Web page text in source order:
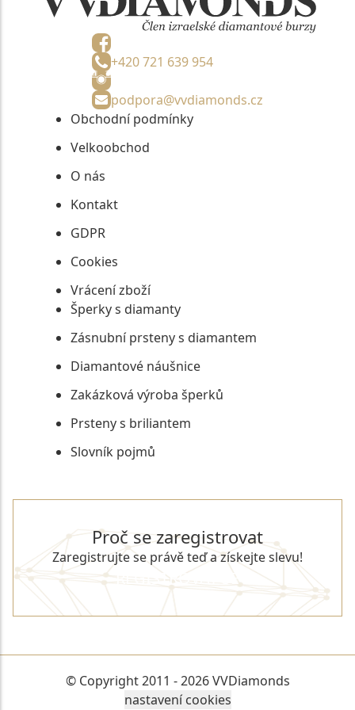
+420 721 639 954
podpora@vvdiamonds.cz
Obchodní podmínky
Velkoobchod
O nás
Kontakt
GDPR
Cookies
Vrácení zboží
Šperky s diamanty
Zásnubní prsteny s diamantem
Diamantové náušnice
Zakázková výroba šperků
Prsteny s briliantem
Slovník pojmů
Proč se zaregistrovat
Zaregistrujte se právě teď a získejte slevu!
REGISTROVAT SE
© Copyright 2011 - 2026 VVDiamonds
nastavení cookies